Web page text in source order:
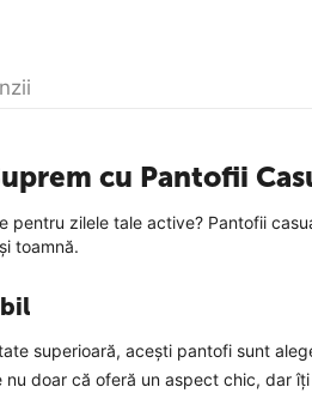
cu Pantofii
pentru zilele tale active? Pantofii
toamnă.
superioară, acești pantofi sunt
nu doar că oferă un aspect chic, dar